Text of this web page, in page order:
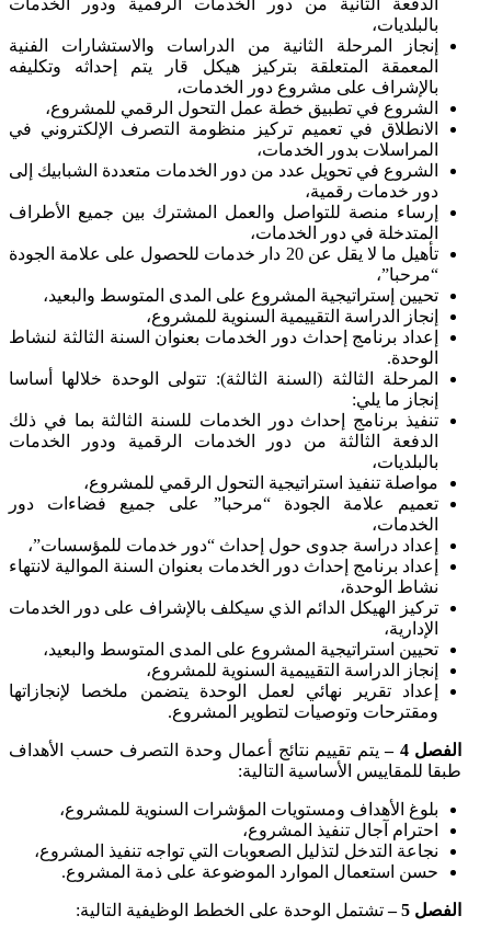
الدفعة الثانية من دور الخدمات الرقمية ودور الخدمات
بالبلديات،
إنجاز المرحلة الثانية من الدراسات والاستشارات الفنية
المعمقة المتعلقة بتركيز هيكل قار يتم إحداثه وتكليفه
بالإشراف على مشروع دور الخدمات،
الشروع في تطبيق خطة عمل التحول الرقمي للمشروع،
الانطلاق في تعميم تركيز منظومة التصرف الإلكتروني في
المراسلات بدور الخدمات،
الشروع في تحويل عدد من دور الخدمات متعددة الشبابيك إلى
دور خدمات رقمية،
إرساء منصة للتواصل والعمل المشترك بين جميع الأطراف
المتدخلة في دور الخدمات،
تأهيل ما لا يقل عن 20 دار خدمات للحصول على علامة الجودة
“مرحبا”،
تحيين إستراتيجية المشروع على المدى المتوسط والبعيد،
إنجاز الدراسة التقييمية السنوية للمشروع،
إعداد برنامج إحداث دور الخدمات بعنوان السنة الثالثة لنشاط
الوحدة.
المرحلة الثالثة (السنة الثالثة): تتولى الوحدة خلالها أساسا
إنجاز ما يلي:
تنفيذ برنامج إحداث دور الخدمات للسنة الثالثة بما في ذلك
الدفعة الثالثة من دور الخدمات الرقمية ودور الخدمات
بالبلديات،
مواصلة تنفيذ استراتيجية التحول الرقمي للمشروع،
تعميم علامة الجودة “مرحبا” على جميع فضاءات دور
الخدمات،
إعداد دراسة جدوى حول إحداث “دور خدمات للمؤسسات”،
إعداد برنامج إحداث دور الخدمات بعنوان السنة الموالية لانتهاء
نشاط الوحدة،
تركيز الهيكل الدائم الذي سيكلف بالإشراف على دور الخدمات
الإدارية،
تحيين استراتيجية المشروع على المدى المتوسط والبعيد،
إنجاز الدراسة التقييمية السنوية للمشروع،
إعداد تقرير نهائي لعمل الوحدة يتضمن ملخصا لإنجازاتها
ومقترحات وتوصيات لتطوير المشروع.
الفصل 4 –
يتم تقييم نتائج أعمال وحدة التصرف حسب الأهداف
طبقا للمقاييس الأساسية التالية:
بلوغ الأهداف ومستويات المؤشرات السنوية للمشروع،
احترام آجال تنفيذ المشروع،
نجاعة التدخل لتذليل الصعوبات التي تواجه تنفيذ المشروع،
حسن استعمال الموارد الموضوعة على ذمة المشروع.
الفصل 5 –تشتمل الوحدة على الخطط الوظيفية التالية: